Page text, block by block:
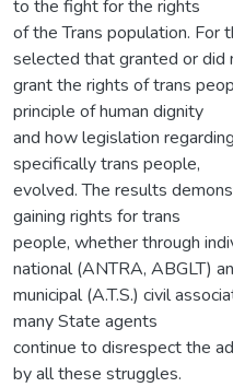
to the fight for the rights
of the Trans population. For
selected that granted or did
grant the rights of trans
principle of human dignity
and how legislation
specifically trans people,
evolved. The results
gaining rights for trans
people, whether through
national (ANTRA, ABGLT)
municipal (A.T.S.) civil
many State agents
continue to disrespect the
by all these struggles.